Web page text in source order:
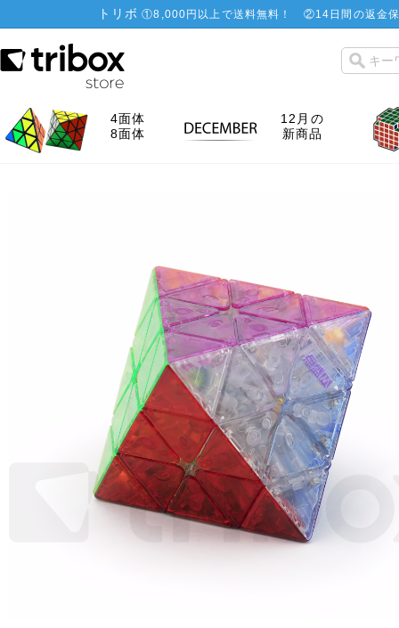
トリボ ①8,000円以上で送料無料！ ②14日間の返金
4面体
8面体
12月の
新商品